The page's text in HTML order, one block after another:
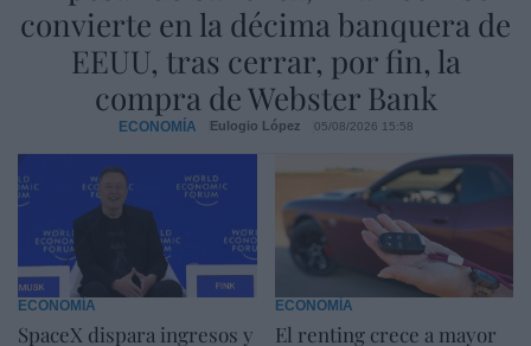
convierte en la décima banquera de
EEUU, tras cerrar, por fin, la
compra de Webster Bank
ECONOMÍA Eulogio López 05/08/2026 15:58
SpaceX dispara ingresos y
ECONOMÍA
El renting crece a mayor
ECONOMÍA